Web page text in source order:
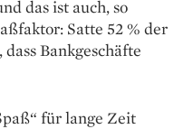
das ist auch, so
Satte 52 % der
Bankgeschäfte
für lange Zeit